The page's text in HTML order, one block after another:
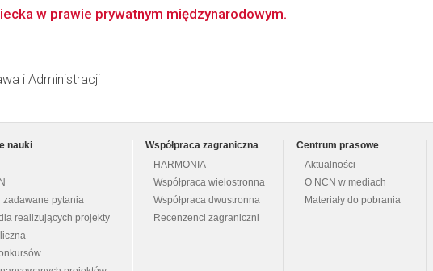
w prawie prywatnym międzynarodowym.
i Administracji
nauki
zadawane pytania
realizujących projekty
Współpraca zagraniczna
HARMONIA
Współpraca wielostronna
Współpraca dwustronna
Recenzenci zagraniczni
Centrum prasowe
Aktualności
O NCN w mediach
Materiały do pobrania